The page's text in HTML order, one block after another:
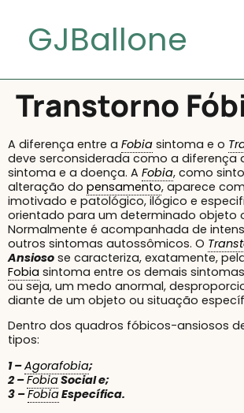
GJBallone
Transtorno
A diferença entre a Fobia sintoma e o
deve serconsiderada como a diferença
sintoma e a doença. A Fobia, como
alteração do pensamento, aparece
imotivado e patológico, ilógico e
orientado para um determinado objeto
Normalmente é acompanhada de
outros sintomas autossômicos. O
Ansioso se caracteriza, exatamente,
Fobia sintoma entre os demais
ou seja, um medo anormal,
diante de um objeto ou situação
Dentro dos quadros fóbicos-ansiosos
tipos:
1 –Agorafobia;
2 –FobiaSocial e;
3 –FobiaEspecífica.